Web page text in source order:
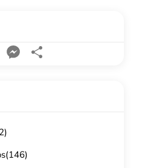
X Messenger
(146)